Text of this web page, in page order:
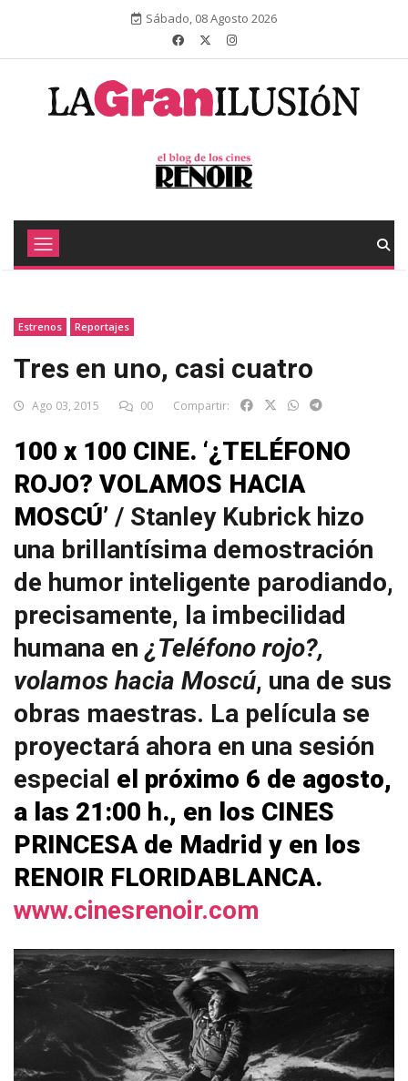
Sábado, 08 Agosto 2026
Estrenos Reportajes
Tres en uno, casi cuatro
Ago 03, 2015 00 Compartir:
100 x 100 CINE. ‘¿TELÉFONO
ROJO? VOLAMOS HACIA
MOSCÚ’ / Stanley Kubrick hizo
una brillantísima demostración
de humor inteligente parodiando,
precisamente, la imbecilidad
humana en¿Teléfono rojo?,
volamos hacia Moscú, una de sus
obras maestras. La película se
proyectará ahora en una sesión
especial el próximo 6 de agosto,
a las 21:00 h., en los CINES
PRINCESA de Madrid y en los
RENOIR FLORIDABLANCA.
www.cinesrenoir.com